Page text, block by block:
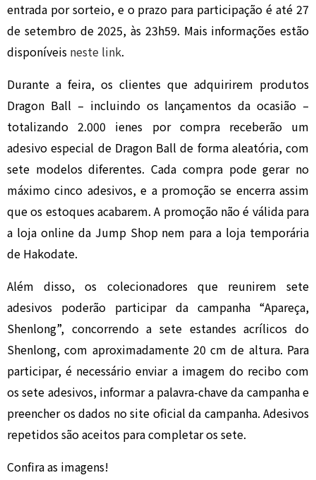
entrada por sorteio, e o prazo para participação é até 27
de setembro de 2025, às 23h59. Mais informações estão
disponíveis neste link.
Durante a feira, os clientes que adquirirem produtos
Dragon Ball – incluindo os lançamentos da ocasião –
totalizando 2.000 ienes por compra receberão um
adesivo especial de Dragon Ball de forma aleatória, com
sete modelos diferentes. Cada compra pode gerar no
máximo cinco adesivos, e a promoção se encerra assim
que os estoques acabarem. A promoção não é válida para
a loja online da Jump Shop nem para a loja temporária
de Hakodate.
Além disso, os colecionadores que reunirem sete
adesivos poderão participar da campanha “Apareça,
Shenlong”, concorrendo a sete estandes acrílicos do
Shenlong, com aproximadamente 20 cm de altura. Para
participar, é necessário enviar a imagem do recibo com
os sete adesivos, informar a palavra-chave da campanha e
preencher os dados no site oficial da campanha. Adesivos
repetidos são aceitos para completar os sete.
Confira as imagens!